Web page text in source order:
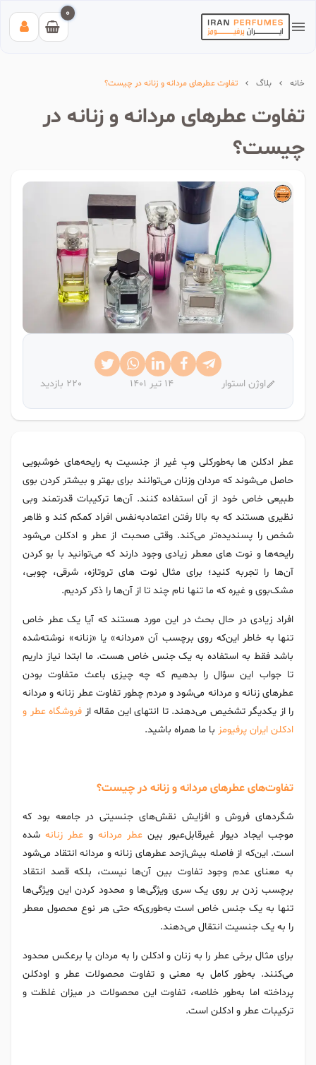
0
بیشترین جستجوی‌های اخیر:
#عطر زنانه بیک #اینوکتوس پاکورابان #بلک افغان
خانه بلاگ تفاوت عطرهای مردانه و زنانه در چیست؟
تفاوت عطرهای مردانه و زنانه در
چیست؟
اوژن استوار 14 تیر 1401 220 بازدید
عطر ادکلن ها به‌طورکلی وبِ غیر از جنسیت به رایحه‌های خوشبویی
حاصل می‌شوند که مردان وزنان می‌توانند برای بهتر و بیشتر کردن بوی
طبیعی خاص خود از آن استفاده کنند. آن‌ها ترکیبات قدرتمند وبی
نظیری هستند که به بالا رفتن اعتمادبه‌نفس افراد کمکم کند و ظاهر
شخص را پسندیده‌تر می‌کند. وقتی صحبت از عطر و ادکلن می‌شود
رایحه‌ها و نوت های معطر زیادی وجود دارند که می‌توانید با بو کردن
آن‌ها را تجربه کنید؛ برای مثال نوت های تروتازه، شرقی، چوبی،
مشک‌بوی و غیره که ما تنها نام چند تا از آن‌ها را ذکر کردیم.
افراد زیادی در حال بحث در این مورد هستند که آیا یک عطر خاص
تنها به خاطر این‌که روی برچسب آن «مردانه» یا «زنانه» نوشته‌شده
باشد فقط به استفاده به یک جنس خاص هست. ما ابتدا نیاز داریم
تا جواب این سؤال را بدهیم که چه چیزی باعث متفاوت بودن
عطرهای زنانه و مردانه می‌شود و مردم چطور تفاوت عطر زنانه و مردانه
را از یکدیگر تشخیص می‌دهند. تا انتهای این مقاله از فروشگاه عطر و
ادکلن ایران پرفیومز با ما همراه باشید.
تفاوت‌های عطرهای مردانه و زنانه در چیست؟
شگردهای فروش و افزایش نقش‌های جنسیتی در جامعه بود که
موجب ایجاد دیوار غیرقابل‌عبور بین عطر مردانه و عطر زنانهشده
است. این‌که از فاصله بیش‌ازحد عطرهای زنانه و مردانه انتقاد می‌شود
به معنای عدم وجود تفاوت بین آن‌ها نیست، بلکه قصد انتقاد
برچسب زدن بر روی یک سری ویژگی‌ها و محدود کردن این ویژگی‌ها
تنها به یک جنس خاص است به‌طوری‌که حتی هر نوع محصول معطر
را به یک جنسیت انتقال می‌دهند.
برای مثال برخی عطر را به زنان و ادکلن را به مردان یا برعکس محدود
می‌کنند. به‌طور کامل به معنی و تفاوت محصولات عطر و اودکلن
پرداخته اما به‌طور خلاصه، تفاوت این محصولات در میزان غلظت و
ترکیبات عطر و ادکلن است.